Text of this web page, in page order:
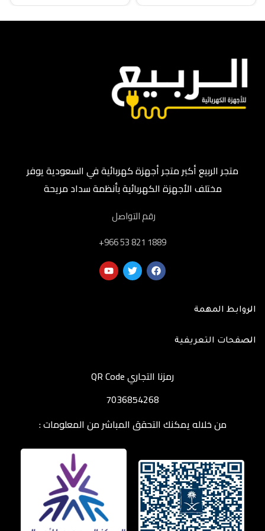
متجر الربيع أكبر متجر أجهزة كهربائية في السعودية يوفر
مختلف الأجهزة الكهربائية بأنظمة سداد مريحة
رقم التواصل
‎+966 53 821 1889
الروابط المهمة
الصفحات التعريفية
رمزنا التجاري QR Code
7036854268
من خلاله يمكنك التحقق المباشر من المعلومات :